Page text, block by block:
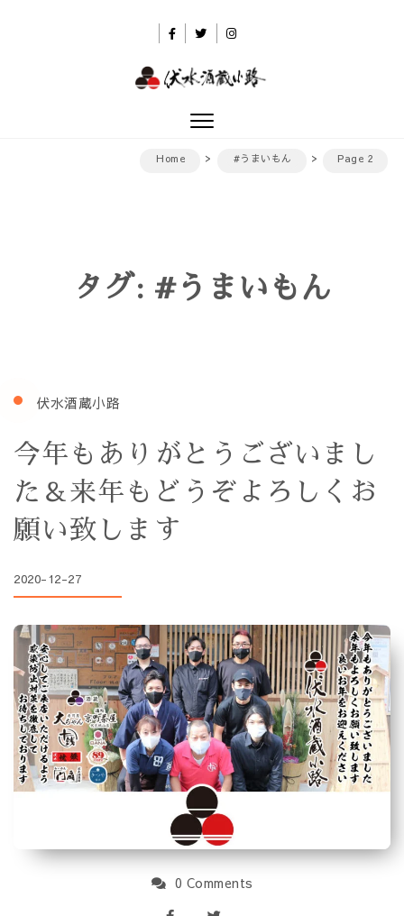
Toggle
Home
#うまいもん Page 2
タグ: #うまいもん
伏水酒蔵小路
今年もありがとうございまし
た＆来年もどうぞよろしくお
願い致します
2020-12-27
0 Comments